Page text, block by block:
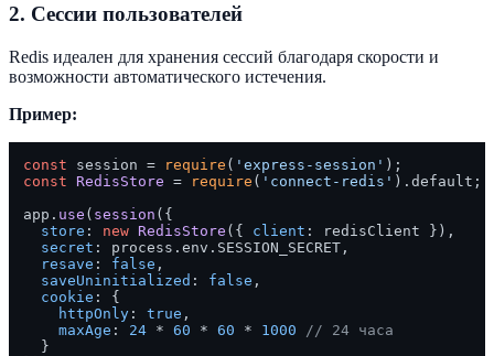
2. Сессии пользователей
Redis идеален для хранения сессий благодаря скорости и
возможности автоматического истечения.
Пример:
const session = require ( 'express-session'
const
RedisStore = require ( 'connect-redis' ). default ;
app. use ( session ({
store : new RedisStore ({ client : redisClient }),
secret : process. env . SESSION_SECRET ,
resave : false ,
saveUninitialized : false ,
cookie : {
httpOnly : true ,
maxAge : 24 * 60 * 60 * 1000
// 24 часа
  }